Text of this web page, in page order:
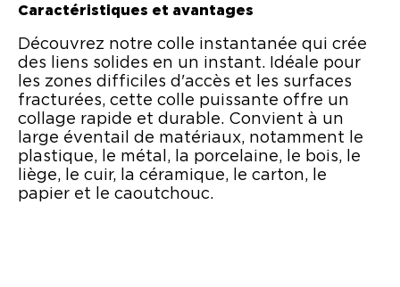
Caractéristiques et avantages
Découvrez notre colle instantanée qui crée
des liens solides en un instant. Idéale pour
les zones difficiles d'accès et les surfaces
fracturées, cette colle puissante offre un
collage rapide et durable. Convient à un
large éventail de matériaux, notamment le
plastique, le métal, la porcelaine, le bois, le
liège, le cuir, la céramique, le carton, le
papier et le caoutchouc.